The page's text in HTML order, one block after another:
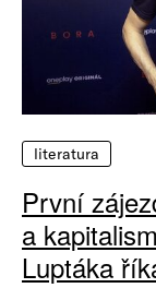
literatura
První
a
Luptáka